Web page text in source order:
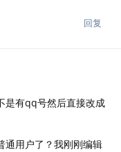
回复
是有qq号然后直接改成
通用户了？我刚刚编辑